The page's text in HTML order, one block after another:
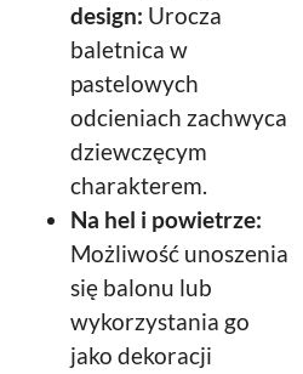
design: Urocza
baletnica w
pastelowych
odcieniach zachwyca
dziewczęcym
charakterem.
Na hel i powietrze:
Możliwość unoszenia
się balonu lub
wykorzystania go
jako dekoracji